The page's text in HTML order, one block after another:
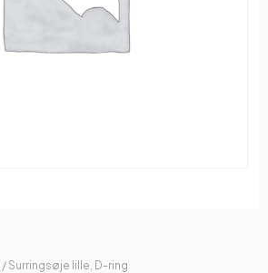
/ Surringsøje lille, D-ring